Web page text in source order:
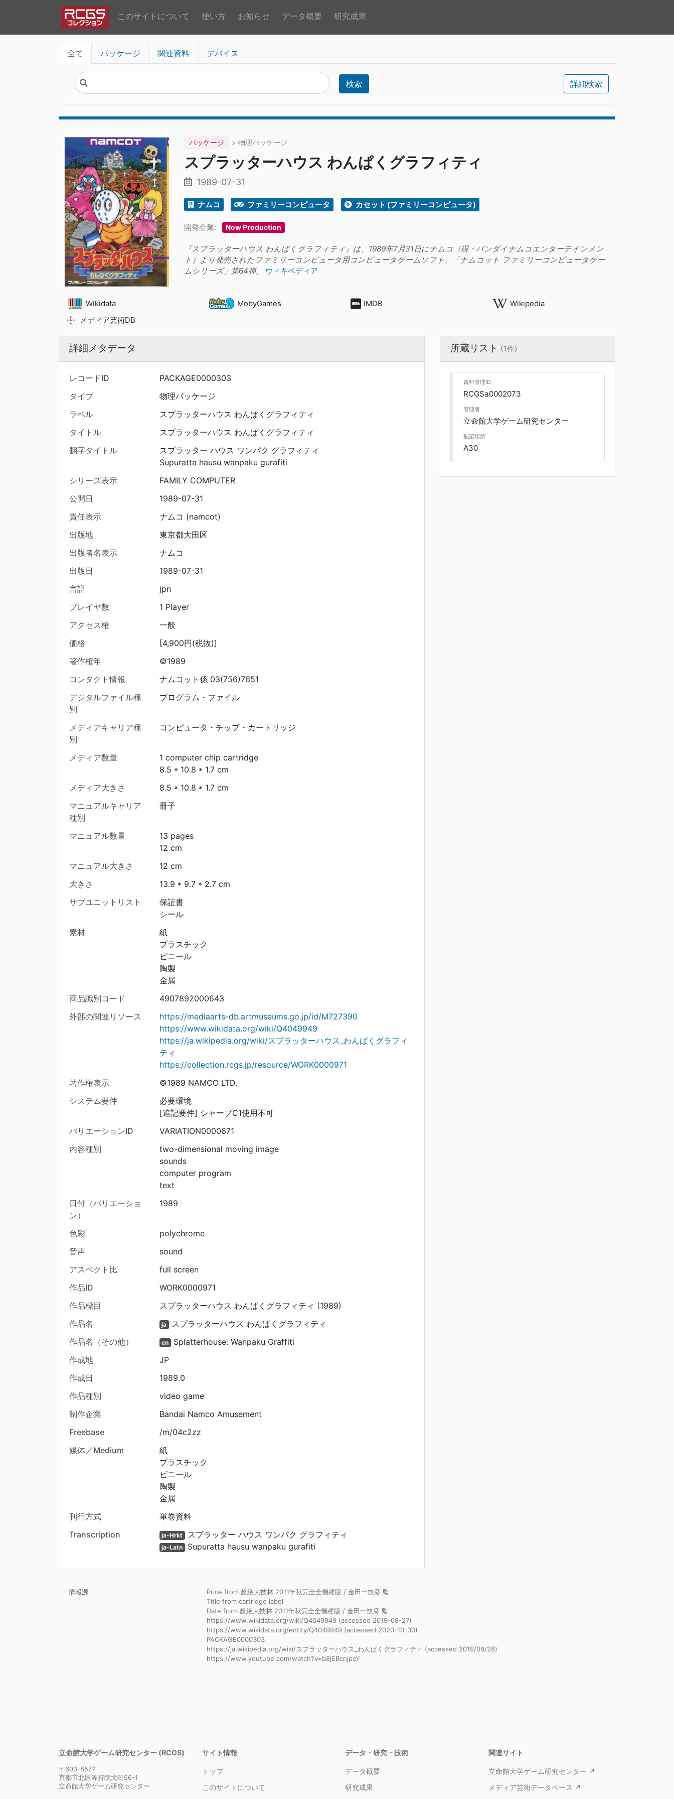
このサイトについて 使い方 お知らせ データ概要 研究成果
全て パッケージ 関連資料 デバイス
検索 詳細検索
パッケージ > 物理パッケージ
スプラッターハウス わんぱくグラフィティ
1989-07-31
ナムコ ファミリーコンピュータ カセット (ファミリーコンピュータ)
開発企業: Now Production
『スプラッターハウス わんぱくグラフィティ』は、1989年7月31日にナムコ（現・バンダイナムコエンターテインメン
ト）より発売されたファミリーコンピュータ用コンピュータゲームソフト。「ナムコット ファミリーコンピュータゲー
ムシリーズ」第64弾。
ウィキペディア
Wikidata MobyGames IMDB
Wikipedia
メディア芸術DB
詳細メタデータ
レコードID
PACKAGE0000303
タイプ
物理パッケージ
ラベル
スプラッターハウス わんぱくグラフィティ
タイトル
スプラッターハウス わんぱくグラフィティ
翻字タイトル
スプラッター ハウス ワンパク グラフィティ
Supuratta hausu wanpaku gurafiti
シリーズ表示
FAMILY COMPUTER
公開日
1989-07-31
責任表示
ナムコ (namcot)
出版地
東京都大田区
出版者名表示
ナムコ
出版日
1989-07-31
言語
jpn
プレイヤ数
1 Player
アクセス権
一般
価格
[4,900円(税抜)]
著作権年
©1989
コンタクト情報
ナムコット係 03(756)7651
デジタルファイル種
別
プログラム・ファイル
メディアキャリア種
別
コンピュータ・チップ・カートリッジ
メディア数量
1 computer chip cartridge
8.5 * 10.8 * 1.7 cm
メディア大きさ
8.5 * 10.8 * 1.7 cm
マニュアルキャリア
種別
冊子
マニュアル数量
13 pages
12 cm
マニュアル大きさ
12 cm
大きさ
13.9 * 9.7 * 2.7 cm
サブユニットリスト
保証書
シール
素材
紙
プラスチック
ビニール
陶製
金属
商品識別コード
4907892000643
外部の関連リソース
https://mediaarts-db.artmuseums.go.jp/id/M727390
https://www.wikidata.org/wiki/Q4049949
https://ja.wikipedia.org/wiki/スプラッターハウス_わんぱくグラフィ
ティ
https://collection.rcgs.jp/resource/WORK0000971
著作権表示
©1989 NAMCO LTD.
システム要件
必要環境
[追記要件] シャープC1使用不可
バリエーションID
VARIATION0000671
内容種別
two-dimensional moving image
sounds
computer program
text
日付（バリエーショ
ン）
1989
色彩
polychrome
音声
sound
アスペクト比
full screen
作品ID
WORK0000971
作品標目
スプラッターハウス わんぱくグラフィティ (1989)
作品名
ja
スプラッターハウス わんぱくグラフィティ
作品名（その他）
en
Splatterhouse: Wanpaku Graffiti
作成地
JP
作成日
1989.0
作品種別
video game
制作企業
Bandai Namco Amusement
Freebase
/m/04c2zz
媒体／Medium
紙
プラスチック
ビニール
陶製
金属
刊行方式
単巻資料
Transcription
ja-Hrkt スプラッター ハウス ワンパク グラフィティ
ja-Latn Supuratta hausu wanpaku gurafiti
所蔵リスト (1件)
資料管理ID
RCGSa0002073
管理者
立命館大学ゲーム研究センター
配架場所
A30
情報源
Price from 超絶大技林 2011年秋完全全機種版 / 金田一技彦 監
Title from cartridge label
Date from 超絶大技林 2011年秋完全全機種版 / 金田一技彦 監
https://www.wikidata.org/wiki/Q4049949 (accessed 2019-08-27)
https://www.wikidata.org/entity/Q4049949 (accessed 2020-10-30)
PACKAGE0000303
https://ja.wikipedia.org/wiki/スプラッターハウス_わんぱくグラフィティ (accessed 2019/08/28)
https://www.youtube.com/watch?v=b8jEBcnjpcY
立命館大学ゲーム研究センター (RCGS)
〒603-8577
京都市北区等持院北町56-1
立命館大学ゲーム研究センター
サイト情報
トップ
このサイトについて
データ・研究・技術
データ概要
研究成果
関連サイト
立命館大学ゲーム研究センター ↗
メディア芸術データベース ↗